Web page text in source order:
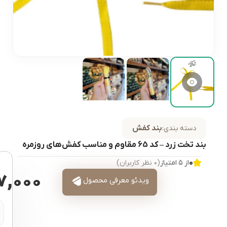
دسته بندی:بند کفش
بند تخت زرد – کد 65 مقاوم و مناسب کفش‌های روزمره
۰از ۵ امتیاز (۰ نظر کاربران)
ویدئو معرفی محصول